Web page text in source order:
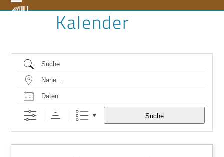
to Open
Close
Kalender
Suche
Nahe …
Daten
Suche